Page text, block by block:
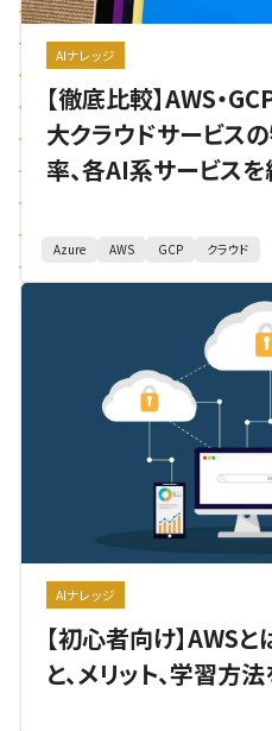
AIナレッジ
【徹底比較】AWS・
大クラウドサービス
率、各AI系サービス
Azure AWS GCP クラウド
AIナレッジ
【初心者向け】AWS
と、メリット、学習方